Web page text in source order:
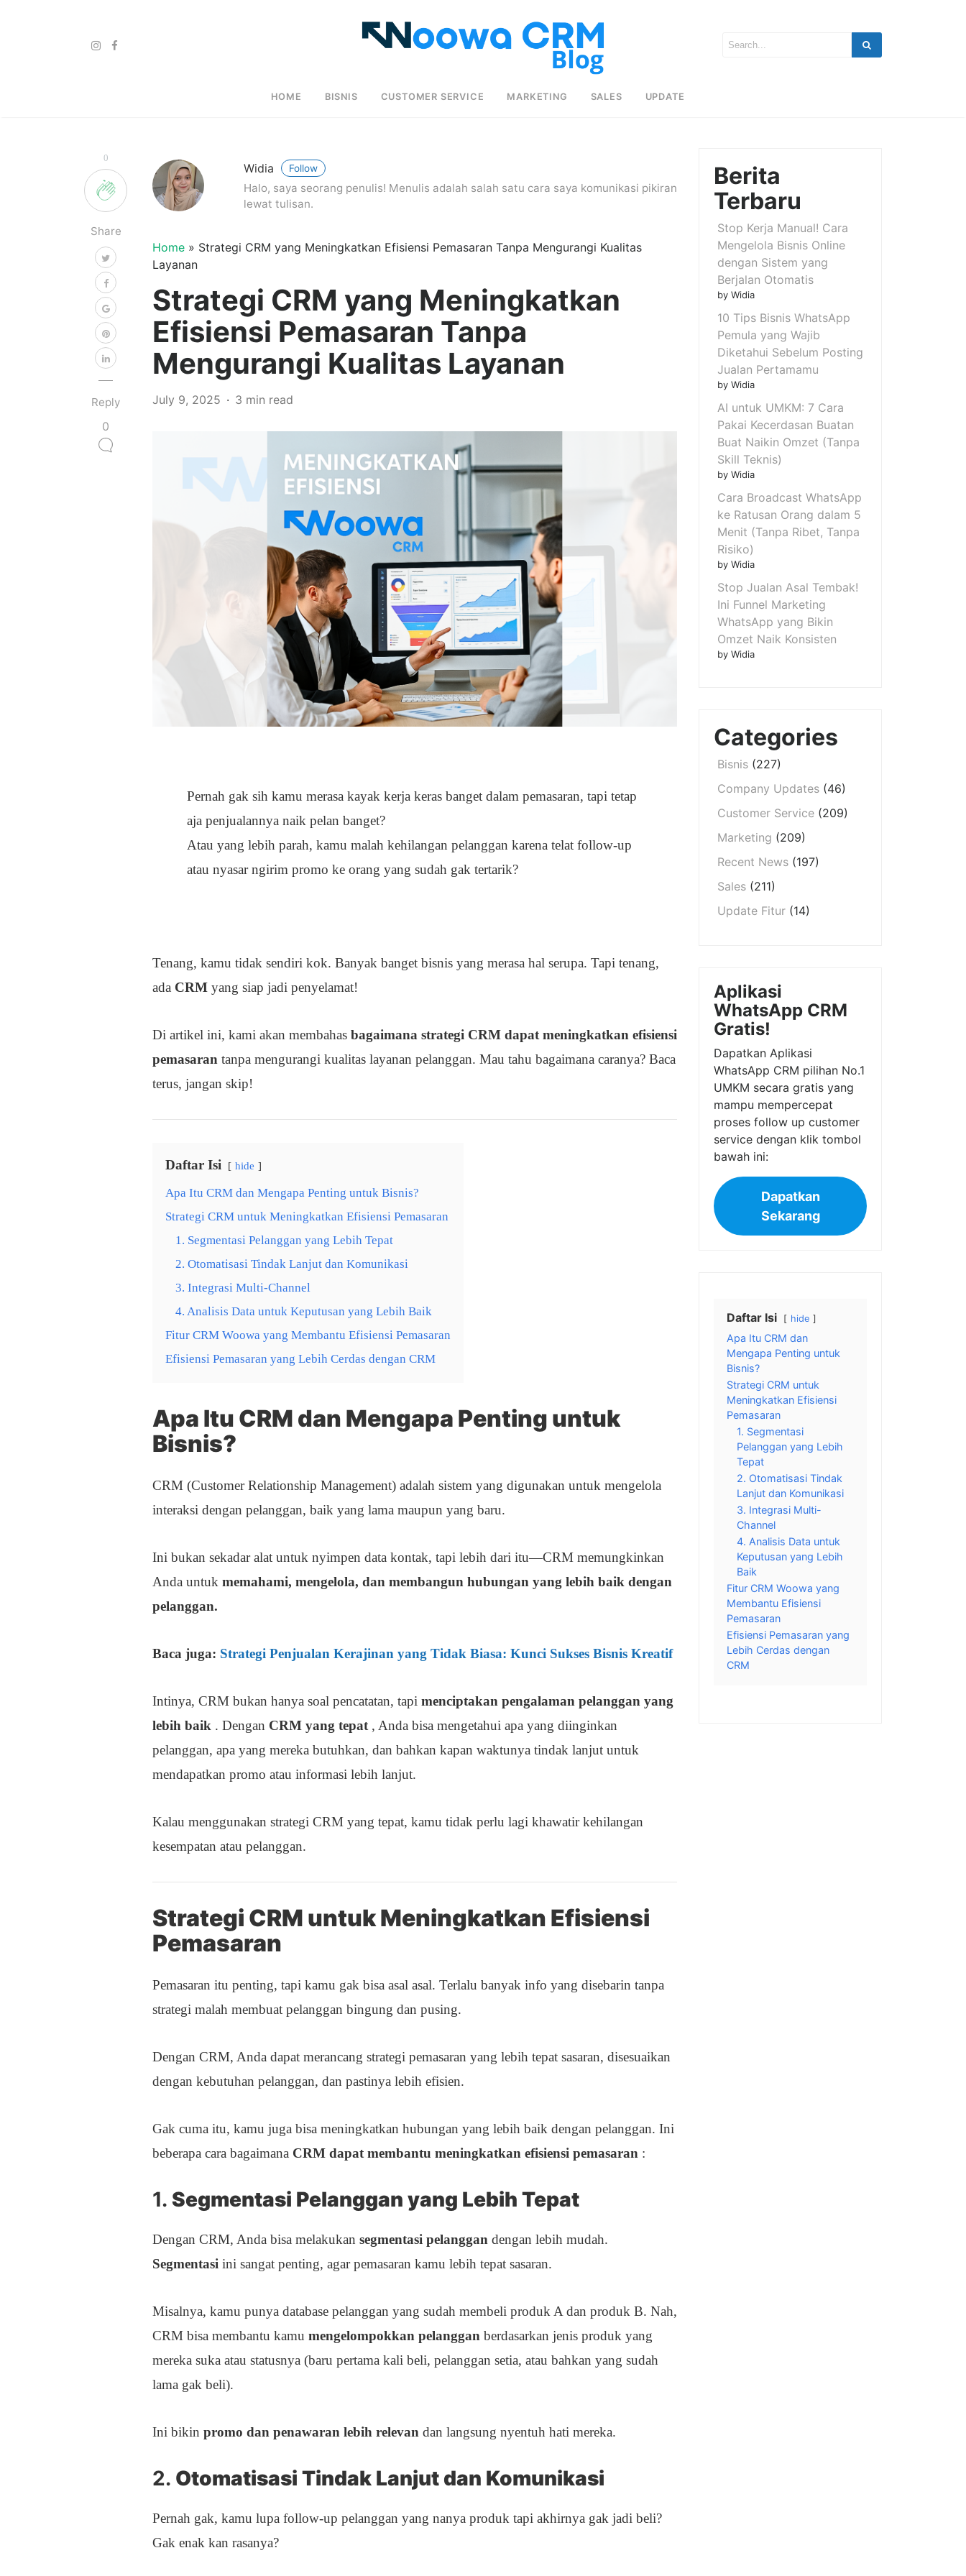
HOME BISNIS CUSTOMER SERVICE MARKETING SALES UPDATE
0
Share
Reply
0
Widia Follow
Halo, saya seorang penulis! Menulis adalah salah satu cara saya komunikasi pikiran
lewat tulisan.
Home » Strategi CRM yang Meningkatkan Efisiensi Pemasaran Tanpa Mengurangi Kualitas
Layanan
Strategi CRM yang Meningkatkan
Efisiensi Pemasaran Tanpa
Mengurangi Kualitas Layanan
July 9, 2025 3 min read
Pernah gak sih kamu merasa kayak kerja keras banget dalam pemasaran, tapi tetap
aja penjualannya naik pelan banget?
Atau yang lebih parah, kamu malah kehilangan pelanggan karena telat follow-up
atau nyasar ngirim promo ke orang yang sudah gak tertarik?
Tenang, kamu tidak sendiri kok. Banyak banget bisnis yang merasa hal serupa. Tapi tenang,
ada CRM yang siap jadi penyelamat!
Di artikel ini, kami akan membahas bagaimana strategi CRM dapat meningkatkan efisiensi
pemasaran tanpa mengurangi kualitas layanan pelanggan. Mau tahu bagaimana caranya? Baca
terus, jangan skip!
Daftar Isi hide
Apa Itu CRM dan Mengapa Penting untuk Bisnis?
Strategi CRM untuk Meningkatkan Efisiensi Pemasaran
1. Segmentasi Pelanggan yang Lebih Tepat
2. Otomatisasi Tindak Lanjut dan Komunikasi
3. Integrasi Multi-Channel
4. Analisis Data untuk Keputusan yang Lebih Baik
Fitur CRM Woowa yang Membantu Efisiensi Pemasaran
Efisiensi Pemasaran yang Lebih Cerdas dengan CRM
Apa Itu CRM dan Mengapa Penting untuk
Bisnis?
CRM (Customer Relationship Management) adalah sistem yang digunakan untuk mengelola
interaksi dengan pelanggan, baik yang lama maupun yang baru.
Ini bukan sekadar alat untuk nyimpen data kontak, tapi lebih dari itu—CRM memungkinkan
Anda untuk memahami, mengelola, dan membangun hubungan yang lebih baik dengan
pelanggan.
Baca juga: Strategi Penjualan Kerajinan yang Tidak Biasa: Kunci Sukses Bisnis Kreatif
Intinya, CRM bukan hanya soal pencatatan, tapi menciptakan pengalaman pelanggan yang
lebih baik . Dengan CRM yang tepat , Anda bisa mengetahui apa yang diinginkan
pelanggan, apa yang mereka butuhkan, dan bahkan kapan waktunya tindak lanjut untuk
mendapatkan promo atau informasi lebih lanjut.
Kalau menggunakan strategi CRM yang tepat, kamu tidak perlu lagi khawatir kehilangan
kesempatan atau pelanggan.
Strategi CRM untuk Meningkatkan Efisiensi
Pemasaran
Pemasaran itu penting, tapi kamu gak bisa asal asal. Terlalu banyak info yang disebarin tanpa
strategi malah membuat pelanggan bingung dan pusing.
Dengan CRM, Anda dapat merancang strategi pemasaran yang lebih tepat sasaran, disesuaikan
dengan kebutuhan pelanggan, dan pastinya lebih efisien.
Gak cuma itu, kamu juga bisa meningkatkan hubungan yang lebih baik dengan pelanggan. Ini
beberapa cara bagaimana CRM dapat membantu meningkatkan efisiensi pemasaran :
1. Segmentasi Pelanggan yang Lebih Tepat
Dengan CRM, Anda bisa melakukan segmentasi pelanggan dengan lebih mudah.
Segmentasi ini sangat penting, agar pemasaran kamu lebih tepat sasaran.
Misalnya, kamu punya database pelanggan yang sudah membeli produk A dan produk B. Nah,
CRM bisa membantu kamu mengelompokkan pelanggan berdasarkan jenis produk yang
mereka suka atau statusnya (baru pertama kali beli, pelanggan setia, atau bahkan yang sudah
lama gak beli).
Ini bikin promo dan penawaran lebih relevan dan langsung nyentuh hati mereka.
2. Otomatisasi Tindak Lanjut dan Komunikasi
Pernah gak, kamu lupa follow-up pelanggan yang nanya produk tapi akhirnya gak jadi beli?
Gak enak kan rasanya?
Berita
Terbaru
Stop Kerja Manual! Cara
Mengelola Bisnis Online
dengan Sistem yang
Berjalan Otomatis
by Widia
10 Tips Bisnis WhatsApp
Pemula yang Wajib
Diketahui Sebelum Posting
Jualan Pertamamu
by Widia
AI untuk UMKM: 7 Cara
Pakai Kecerdasan Buatan
Buat Naikin Omzet (Tanpa
Skill Teknis)
by Widia
Cara Broadcast WhatsApp
ke Ratusan Orang dalam 5
Menit (Tanpa Ribet, Tanpa
Risiko)
by Widia
Stop Jualan Asal Tembak!
Ini Funnel Marketing
WhatsApp yang Bikin
Omzet Naik Konsisten
by Widia
Categories
Bisnis (227)
Company Updates (46)
Customer Service (209)
Marketing (209)
Recent News (197)
Sales (211)
Update Fitur (14)
Aplikasi
WhatsApp CRM
Gratis!
Dapatkan Aplikasi
WhatsApp CRM pilihan No.1
UMKM secara gratis yang
mampu mempercepat
proses follow up customer
service dengan klik tombol
bawah ini:
Dapatkan
Sekarang
Daftar Isi hide
Apa Itu CRM dan
Mengapa Penting untuk
Bisnis?
Strategi CRM untuk
Meningkatkan Efisiensi
Pemasaran
1. Segmentasi
Pelanggan yang Lebih
Tepat
2. Otomatisasi Tindak
Lanjut dan Komunikasi
3. Integrasi Multi-
Channel
4. Analisis Data untuk
Keputusan yang Lebih
Baik
Fitur CRM Woowa yang
Membantu Efisiensi
Pemasaran
Efisiensi Pemasaran yang
Lebih Cerdas dengan
CRM